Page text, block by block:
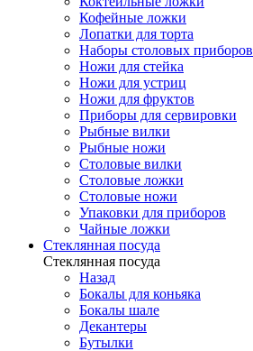
Кофейные ложки
Лопатки для торта
Наборы столовых приборов
Ножи для стейка
Ножи для устриц
Ножи для фруктов
Приборы для сервировки
Рыбные вилки
Рыбные ножи
Столовые вилки
Столовые ложки
Столовые ножи
Упаковки для приборов
Чайные ложки
Стеклянная посуда
Стеклянная посуда
Назад
Бокалы для коньяка
Бокалы шале
Декантеры
Бутылки